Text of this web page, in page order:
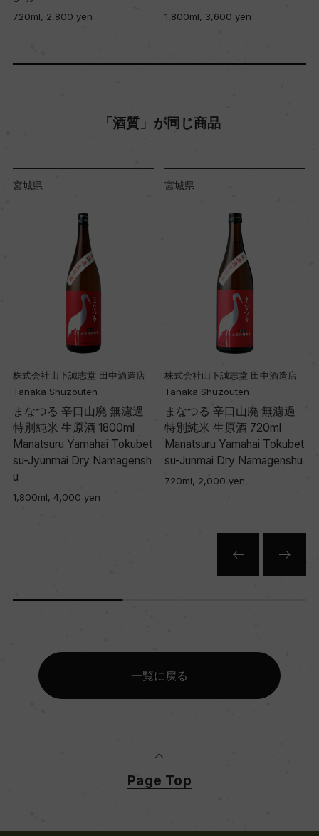
720ml, 2,800 yen 1,800ml, 3,600 yen
「酒質」が同じ商品
山下誠志堂 田中酒造店
Shuzouten
る 辛口山廃 無濾過
米 生原酒 1800ml
Yamahai Tokubet
Dry Namagensh
4,000 yen
株式会社山下誠志堂 田中酒造店
Tanaka Shuzouten
まなつる 辛口山廃 無濾過
特別純米 生原酒 720ml
Manatsuru Yamahai Tokubet
su-Junmai Dry Namagenshu
720ml, 2,000 yen
株式会社
まなつ
1800ml
su-
一覧に戻る
Page Top